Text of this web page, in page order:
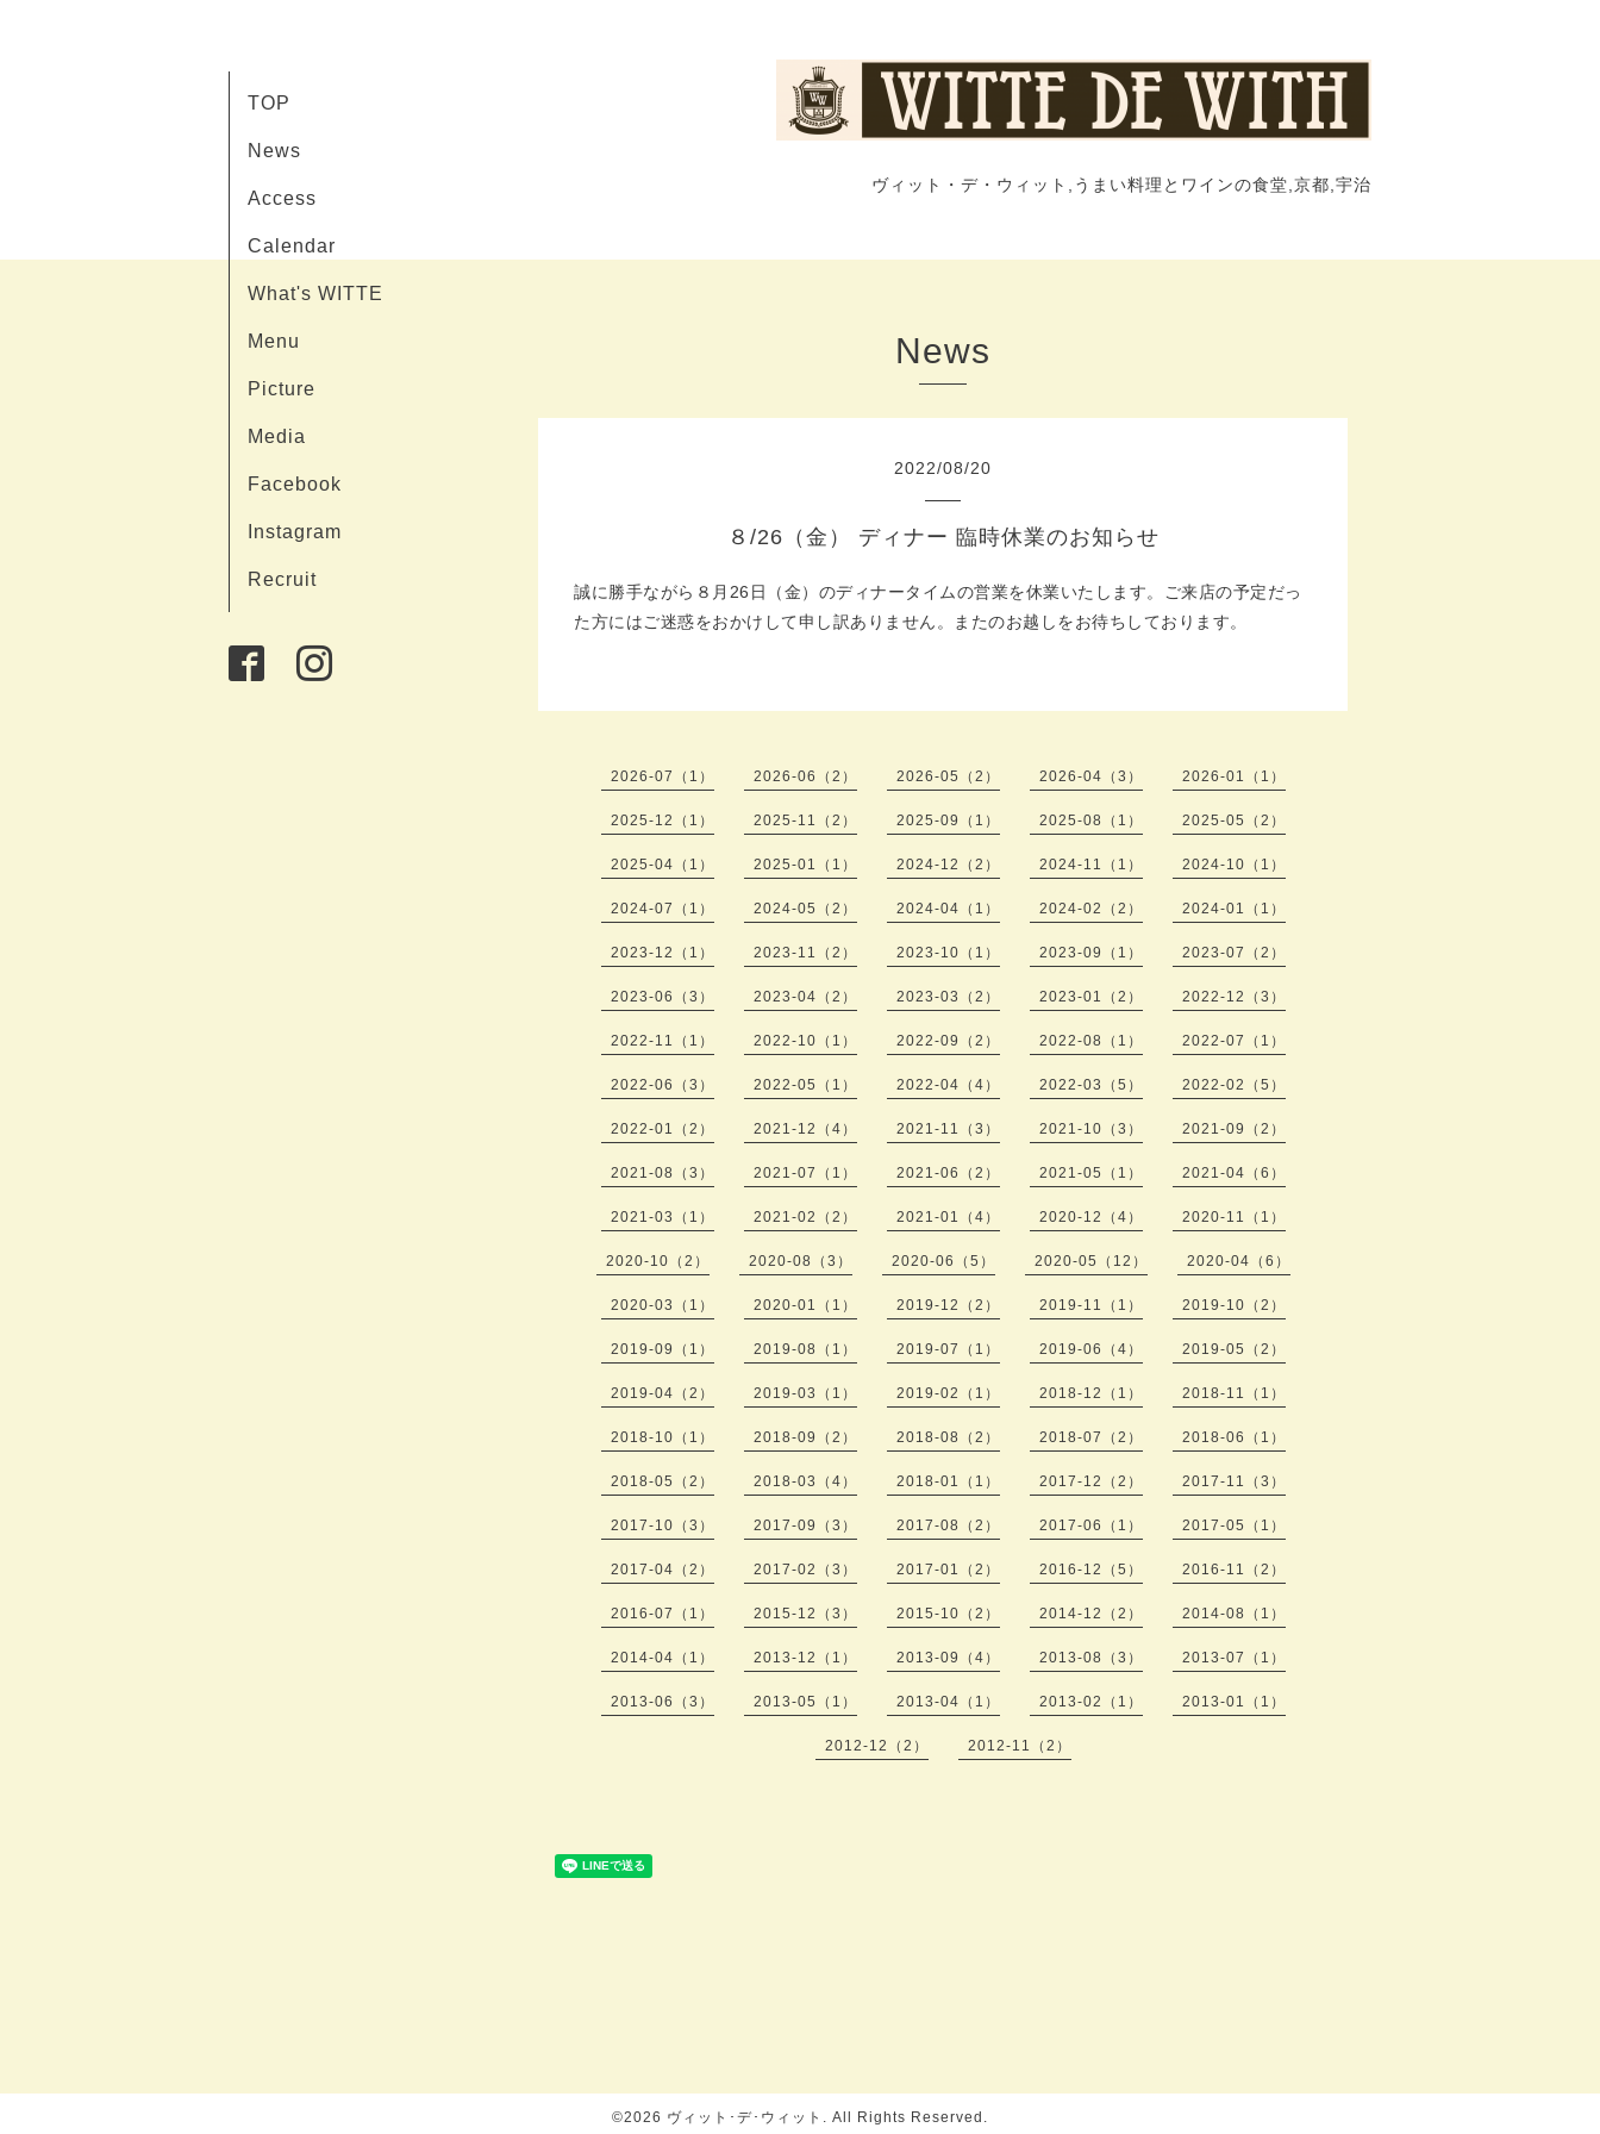
ヴィット・デ・ウィット,うまい料理とワインの食堂,京都,宇治
TOP
News
Access
Calendar
What's WITTE
Menu
Picture
Media
Facebook
Instagram
Recruit
News
2022/08/20
８/26（金） ディナー 臨時休業のお知らせ
誠に勝手ながら８月26日（金）のディナータイムの営業を休業いたします。ご来店の予定だっ
た方にはご迷惑をおかけして申し訳ありません。またのお越しをお待ちしております。
2026-07（1） 2026-06（2） 2026-05（2） 2026-04（3） 2026-01（1）
2025-12（1） 2025-11（2） 2025-09（1） 2025-08（1） 2025-05（2）
2025-04（1） 2025-01（1） 2024-12（2） 2024-11（1） 2024-10（1）
2024-07（1） 2024-05（2） 2024-04（1） 2024-02（2） 2024-01（1）
2023-12（1） 2023-11（2） 2023-10（1） 2023-09（1） 2023-07（2）
2023-06（3） 2023-04（2） 2023-03（2） 2023-01（2） 2022-12（3）
2022-11（1） 2022-10（1） 2022-09（2） 2022-08（1） 2022-07（1）
2022-06（3） 2022-05（1） 2022-04（4） 2022-03（5） 2022-02（5）
2022-01（2） 2021-12（4） 2021-11（3） 2021-10（3） 2021-09（2）
2021-08（3） 2021-07（1） 2021-06（2） 2021-05（1） 2021-04（6）
2021-03（1） 2021-02（2） 2021-01（4） 2020-12（4） 2020-11（1）
2020-10（2） 2020-08（3） 2020-06（5） 2020-05（12） 2020-04（6）
2020-03（1） 2020-01（1） 2019-12（2） 2019-11（1） 2019-10（2）
2019-09（1） 2019-08（1） 2019-07（1） 2019-06（4） 2019-05（2）
2019-04（2） 2019-03（1） 2019-02（1） 2018-12（1） 2018-11（1）
2018-10（1） 2018-09（2） 2018-08（2） 2018-07（2） 2018-06（1）
2018-05（2） 2018-03（4） 2018-01（1） 2017-12（2） 2017-11（3）
2017-10（3） 2017-09（3） 2017-08（2） 2017-06（1） 2017-05（1）
2017-04（2） 2017-02（3） 2017-01（2） 2016-12（5） 2016-11（2）
2016-07（1） 2015-12（3） 2015-10（2） 2014-12（2） 2014-08（1）
2014-04（1） 2013-12（1） 2013-09（4） 2013-08（3） 2013-07（1）
2013-06（3） 2013-05（1） 2013-04（1） 2013-02（1） 2013-01（1）
2012-12（2） 2012-11（2）
©2026 ヴィット･デ･ウィット . All Rights Reserved.